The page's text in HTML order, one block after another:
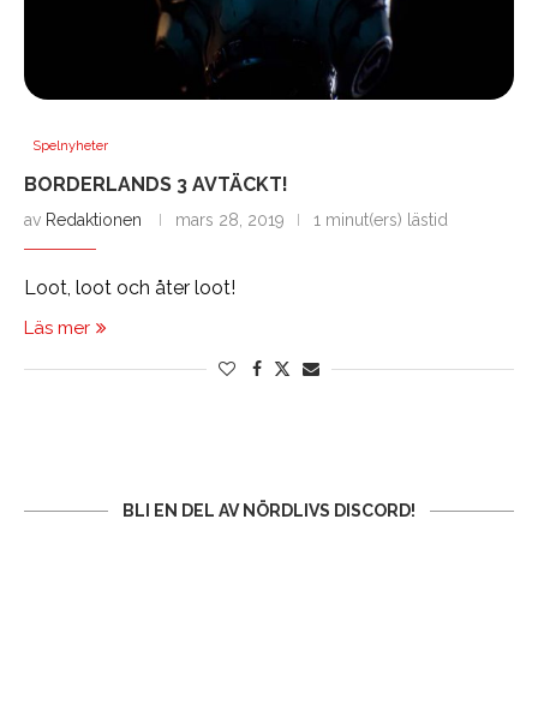
Spelnyheter
BORDERLANDS 3 AVTÄCKT!
av Redaktionen mars 28, 2019 1 minut(ers) lästid
Loot, loot och åter loot!
Läs mer
BLI EN DEL AV NÖRDLIVS DISCORD!